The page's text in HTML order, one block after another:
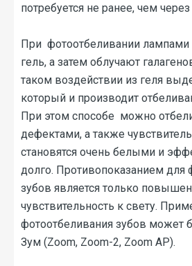
потребуется не ранее, чем через
При фотоотбеливании лампами
гель, а затем облучают
таком воздействии из геля
который и производит
При этом способе можно
дефектами, а также
становятся очень белыми и
долго. Противопоказанием для
зубов является только
чувствительность к свету.
фотоотбеливания зубов может
Зум (Zoom, Zoom-2, Zoom AP).